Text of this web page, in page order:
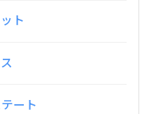
ト
ート